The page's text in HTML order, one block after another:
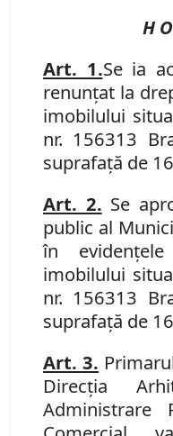
H
Art. 1.Se ia
renunţat la
imobilului
nr. 156313
suprafaţă de
Art. 2. Se
public al
în
imobilului
nr. 156313
suprafaţă de
Art. 3.
Direcţia
Administrare